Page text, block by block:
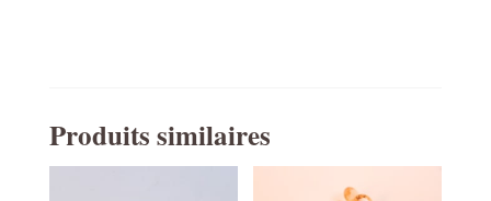
Produits similaires